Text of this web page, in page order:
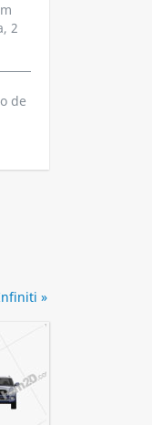
2
de
»